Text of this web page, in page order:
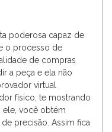
poderosa capaz de
o processo de
de compras
a peça e ela não
virtual
físico, te mostrando
ele, você obtém
precisão. Assim fica